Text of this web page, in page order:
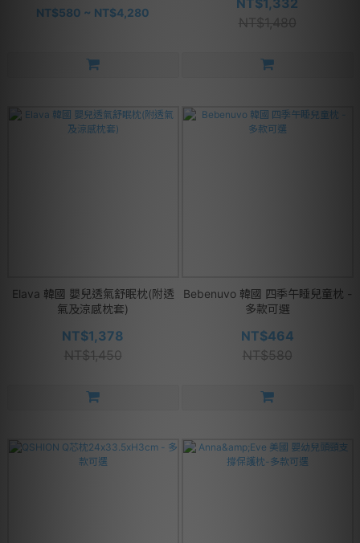
NT$580 ~ NT$4,280
NT$1,480
Elava 韓國 嬰兒透氣舒眠枕(附透
氣及涼感枕套)
NT$1,378
NT$1,450
Bebenuvo 韓國 四季午睡兒童枕 -
多款可選
NT$464
NT$580